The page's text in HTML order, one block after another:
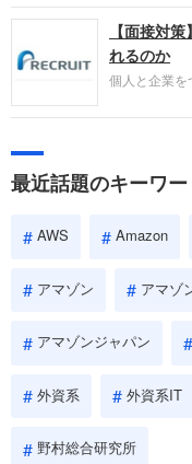
パ
ネ
い。
【面接対
れるのか
個人と企業を
やこれまで
しょう。
最近話題のキーワー
AWS Amazon
アマゾン アマゾ
アマゾンジャパン
外資系 外資系IT
野村総合研究所